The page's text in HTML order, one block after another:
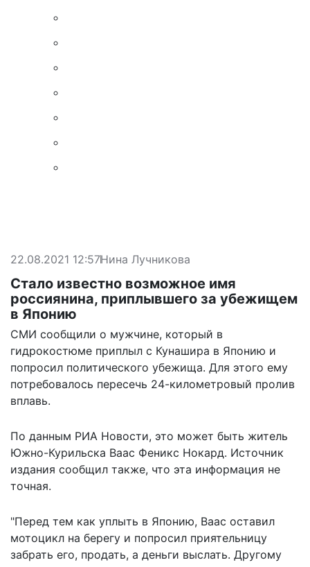
22.08.2021 12:57Нина Лучникова
Стало известно возможное имя
россиянина, приплывшего за убежищем
в Японию
СМИ сообщили о мужчине, который в
гидрокостюме приплыл с Кунашира в Японию и
попросил политического убежища. Для этого ему
потребовалось пересечь 24-километровый пролив
вплавь.
По данным РИА Новости, это может быть житель
Южно-Курильска Ваас Феникс Нокард. Источник
издания сообщил также, что эта информация не
точная.
"Перед тем как уплыть в Японию, Ваас оставил
мотоцикл на берегу и попросил приятельницу
забрать его, продать, а деньги выслать. Другому